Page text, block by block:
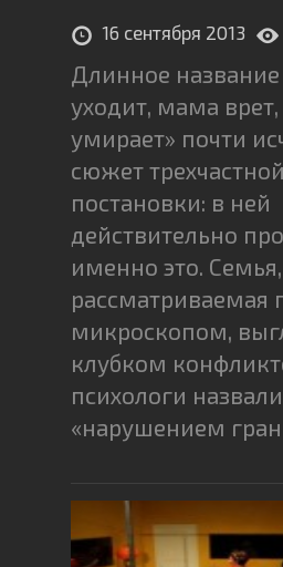
16 сентября 2013
Длинное
уходит, мама
умирает» почти
сюжет трехчастной
постановки: в ней
действительно
именно это. Семья,
рассматриваемая
микроскопом,
клубком
психологи
«нарушением